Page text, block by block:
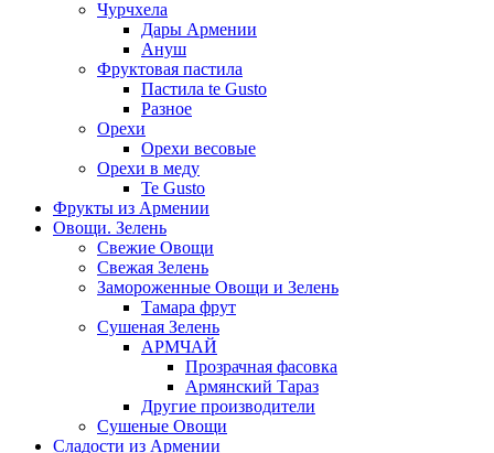
Чурчхела
Дары Армении
Ануш
Фруктовая пастила
Пастила te Gusto
Разное
Орехи
Орехи весовые
Орехи в меду
Te Gusto
Фрукты из Армении
Овощи. Зелень
Свежие Овощи
Свежая Зелень
Замороженные Овощи и Зелень
Тамара фрут
Сушеная Зелень
АРМЧАЙ
Прозрачная фасовка
Армянский Тараз
Другие производители
Сушеные Овощи
Сладости из Армении